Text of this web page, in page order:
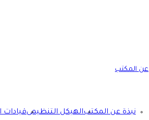
عن المكتب
نبذة عن المكتبالهيكل التنظيمىقيادات